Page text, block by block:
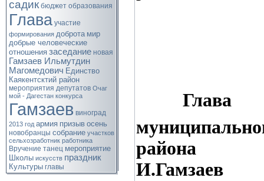
садик бюджет образования
Глава участие
формирования доброта мир
добрые человеческие
отношения заседание новая
Гамзаев Ильмутдин
Магомедович Единство
Каякентсктий район
мероприятия депутатов Очаг
мой - Дагестан конкурса
Гамзаев виноград
2013 год армия призыв осень
новобранцы собрание участков
сельхозработник работника
Вручение танец мероприятие
Школы искусств праздник
Культуры главы
Глава
района
И.Гамзаев